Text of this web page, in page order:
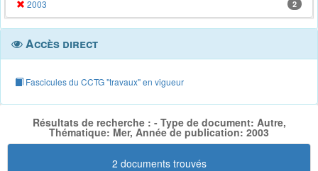
2003 2
Accès direct
Fascicules du CCTG "travaux" en vigueur
Résultats de recherche : - Type de document: Autre,
Thématique: Mer, Année de publication: 2003
2 documents trouvés